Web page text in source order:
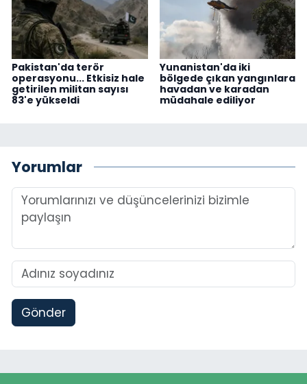
Pakistan'da terör
operasyonu... Etkisiz hale
getirilen militan sayısı
83'e yükseldi
Yunanistan'da iki
bölgede çıkan yangınlara
havadan ve karadan
müdahale ediliyor
Yorumlar
Gönder